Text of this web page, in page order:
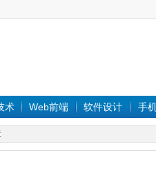
术 Web前端 软件设计 手